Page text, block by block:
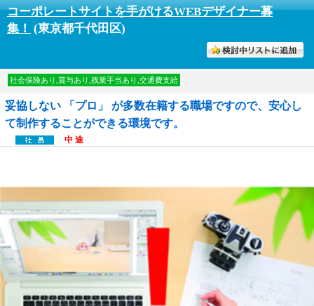
コーポレートサイトを手がけるWEBデザイナー募
集！ (東京都千代田区)
社会保険あり,賞与あり,残業手当あり,交通費支給
妥協しない 「プロ」 が多数在籍する職場ですので、安心し
て制作することができる環境です。
中 途